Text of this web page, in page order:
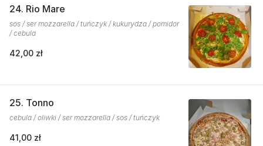
24. Rio Mare
sos / ser mozzarella / tuńczyk / kukurydza / pomidor
/ cebula
42,00 zł
25. Tonno
cebula / oliwki / ser mozzarella / sos / tuńczyk
41,00 zł